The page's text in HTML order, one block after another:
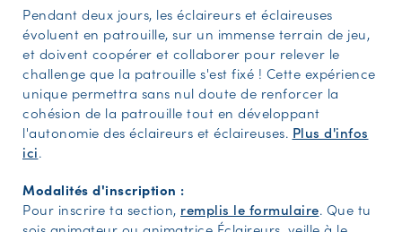
Pendant deux jours, les éclaireurs et éclaireuses
évoluent en patrouille, sur un immense terrain de jeu,
et doivent coopérer et collaborer pour relever le
challenge que la patrouille s'est fixé ! Cette expérience
unique permettra sans nul doute de renforcer la
cohésion de la patrouille tout en développant
l'autonomie des éclaireurs et éclaireuses. Plus d'infos
ici.
Modalités d'inscription :
Pour inscrire ta section, remplis le formulaire. Que tu